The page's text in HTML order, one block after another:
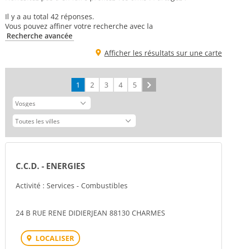
Il y a au total 42 réponses.
Vous pouvez affiner votre recherche avec la
Recherche avancée
Afficher les résultats sur une carte
1 2 3 4 5
C.C.D. - ENERGIES
Activité : Services - Combustibles
24 B RUE RENE DIDIERJEAN 88130 CHARMES
LOCALISER